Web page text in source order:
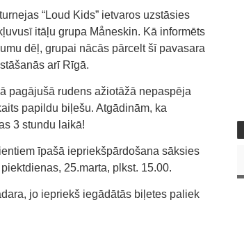
“Loud Kids” ietvaros uzstāsies
itāļu grupa Måneskin. Kā informēts
dēļ, grupai nācās pārcelt šī pavasara
arī Rīgā.
pagājušā rudens ažiotāžā nepaspēja
papildu biļešu. Atgādinām, ka
3 stundu laikā!
īpašā iepriekšpārdošana sāksies
25.marta, plkst. 15.00.
jo iepriekš iegādātās biļetes paliek